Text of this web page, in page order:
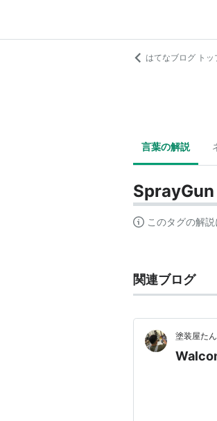
はてなブログ トッ
言葉の解説
SprayGun
このタグの解
関連ブログ
塗装屋た